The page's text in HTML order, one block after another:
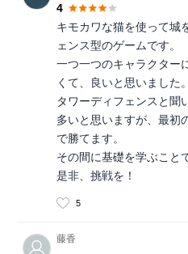
4
キモカワな猫を使って城
ェンス型のゲームです。
一つ一つのキャラクター
くて、良いと思いました。
タワーディフェンスと聞
多いと思いますが、最初
で勝てます。
その間に基礎を学ぶこと
是非、挑戦を！
5
藤香